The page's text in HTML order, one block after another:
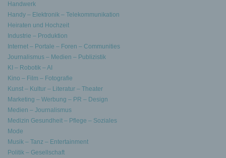
Handwerk
Handy – Elektronik – Telekommunikation
Heiraten und Hochzeit
Industrie – Produktion
Internet – Portale – Foren – Communities
Journalismus – Medien – Publizistik
KI – Robotik – AI
Kino – Film – Fotografie
Kunst – Kultur – Literatur – Theater
Marketing – Werbung – PR – Design
Medien – Journalismus
Medizin Gesundheit – Pflege – Soziales
Mode
Musik – Tanz – Entertainment
Politik – Gesellschaft